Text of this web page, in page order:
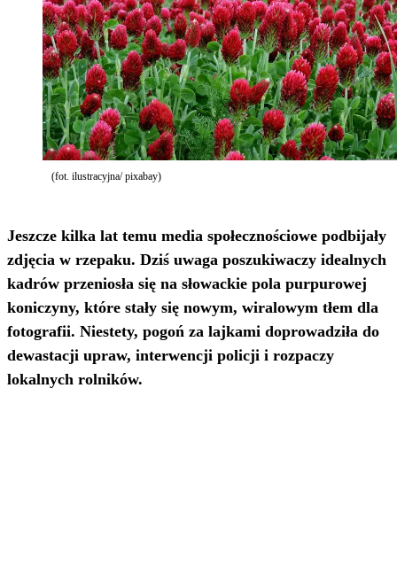
(fot. ilustracyjna/ pixabay)
Jeszcze kilka lat temu media społecznościowe podbijały
zdjęcia w rzepaku. Dziś uwaga poszukiwaczy idealnych
kadrów przeniosła się na słowackie pola purpurowej
koniczyny, które stały się nowym, wiralowym tłem dla
fotografii. Niestety, pogoń za lajkami doprowadziła do
dewastacji upraw, interwencji policji i rozpaczy
lokalnych rolników.